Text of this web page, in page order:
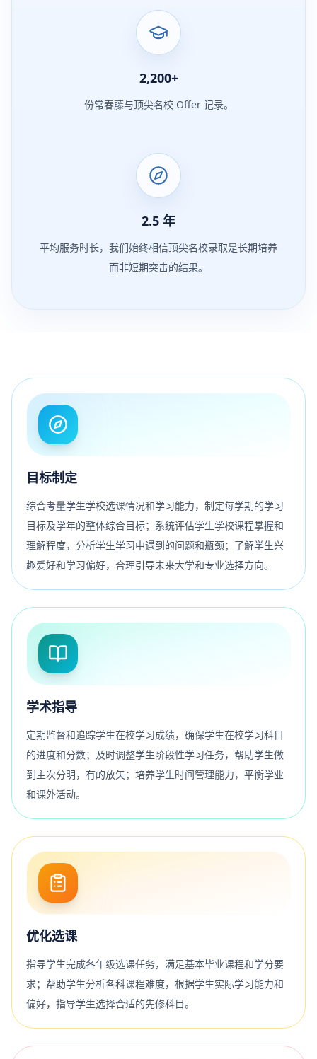
2,200+
份常春藤与顶尖名校 Offer 记录。
2.5 年
平均服务时长，我们始终相信顶尖名校录取是长期培养
而非短期突击的结果。
目标制定
综合考量学生学校选课情况和学习能力，制定每学期的学习
目标及学年的整体综合目标；系统评估学生学校课程掌握和
理解程度，分析学生学习中遇到的问题和瓶颈；了解学生兴
趣爱好和学习偏好，合理引导未来大学和专业选择方向。
学术指导
定期监督和追踪学生在校学习成绩，确保学生在校学习科目
的进度和分数；及时调整学生阶段性学习任务，帮助学生做
到主次分明，有的放矢；培养学生时间管理能力，平衡学业
和课外活动。
优化选课
指导学生完成各年级选课任务，满足基本毕业课程和学分要
求；帮助学生分析各科课程难度，根据学生实际学习能力和
偏好，指导学生选择合适的先修科目。